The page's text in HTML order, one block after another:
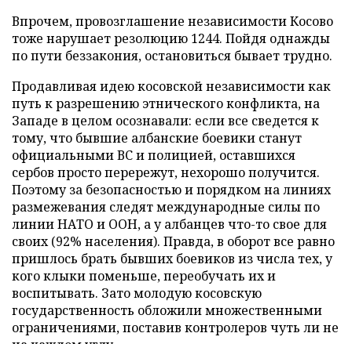
Впрочем, провозглашение независимости Косово
тоже нарушает резолюцию 1244. Пойдя однажды
по пути беззакония, остановиться бывает трудно.
Продавливая идею косовской независимости как
путь к разрешению этнического конфликта, на
Западе в целом осознавали: если все сведется к
тому, что бывшие албанские боевики станут
официальными ВС и полицией, оставшихся
сербов просто перережут, нехорошо получится.
Поэтому за безопасностью и порядком на линиях
размежевания следят международные силы по
линии НАТО и ООН, а у албанцев что-то свое для
своих (92% населения). Правда, в оборот все равно
пришлось брать бывших боевиков из числа тех, у
кого клыки поменьше, переобучать их и
воспитывать. Зато молодую косовскую
государственность обложили множественными
ограничениями, поставив контролеров чуть ли не